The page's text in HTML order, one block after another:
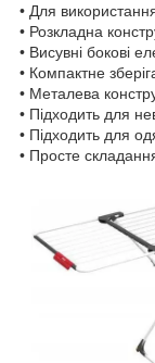
• Для
• Розкладна
• Висувні бокові
• Компактне
• Металева
• Підходить для
• Підходить для
• Просте